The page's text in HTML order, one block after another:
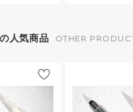
人気商品 OTHER